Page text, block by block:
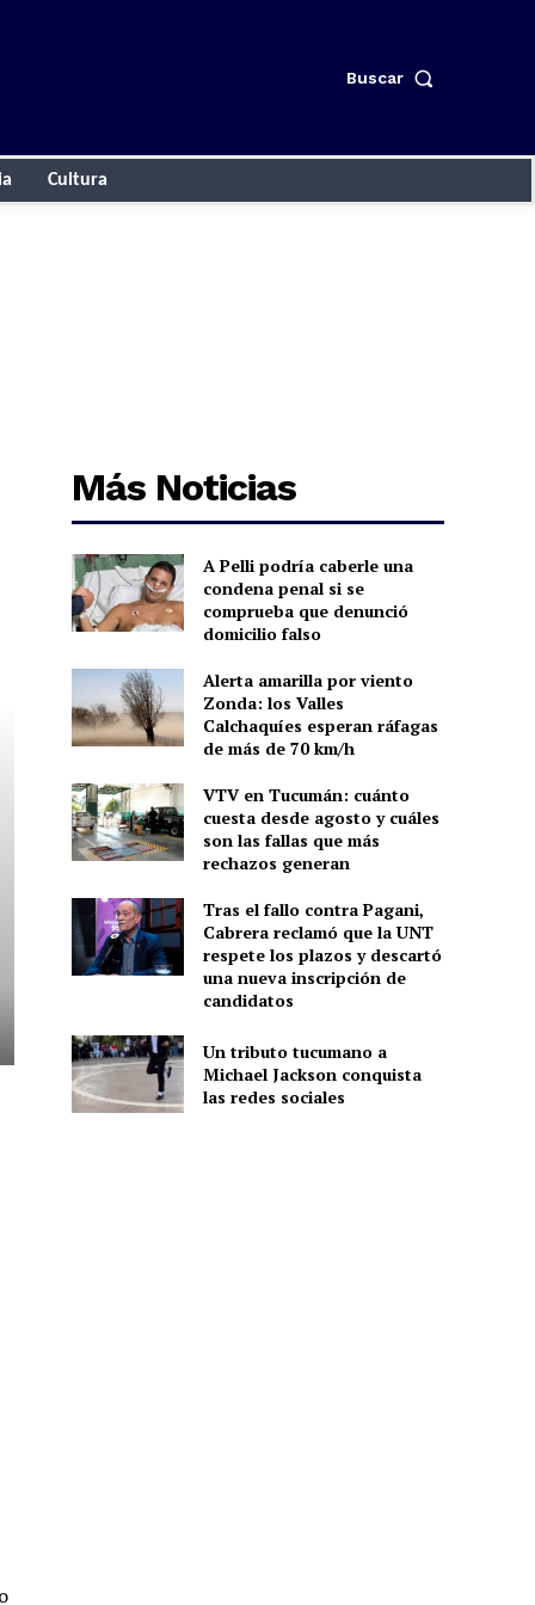
Buscar
Cultura
Más Noticias
A Pelli podría caberle una
condena penal si se
comprueba que denunció
domicilio falso
Alerta amarilla por viento
Zonda: los Valles
Calchaquíes esperan ráfagas
de más de 70 km/h
VTV en Tucumán: cuánto
cuesta desde agosto y cuáles
son las fallas que más
rechazos generan
Tras el fallo contra Pagani,
Cabrera reclamó que la UNT
respete los plazos y descartó
una nueva inscripción de
candidatos
Un tributo tucumano a
Michael Jackson conquista
las redes sociales